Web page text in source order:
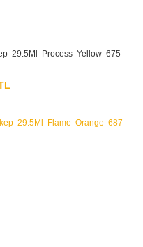
29.5Ml Process Yellow 675